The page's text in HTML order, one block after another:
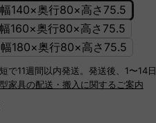
140×奥行80×高さ75.5
160×奥行80×高さ75.5
180×奥行80×高さ75.5
で11週間以内発送。発送後、1〜14
家具の配送・搬入に関するご案内